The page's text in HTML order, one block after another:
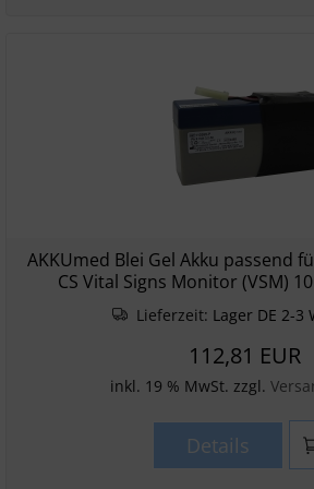
AKKUmed Blei Gel Akku passend
CS Vital Signs Monitor (VSM)
Lieferzeit: Lager DE 2-3
112,81 EUR
inkl. 19 % MwSt. zzgl.
Details